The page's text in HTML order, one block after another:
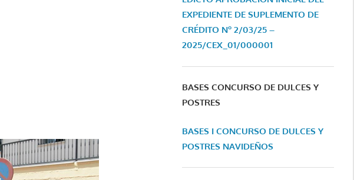
EXPEDIENTE DE SUPLEMENTO DE
CRÉDITO Nº 2/03/25 –
2025/CEX_01/000001
BASES CONCURSO DE DULCES Y
POSTRES
BASES I CONCURSO DE DULCES Y
POSTRES NAVIDEÑOS